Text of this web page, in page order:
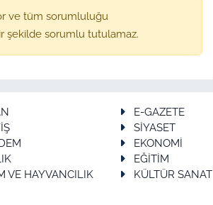
ve tüm sorumluluğu
şekilde sorumlu tutulamaz.
E-GAZETE
SİYASET
EKONOMİ
EĞİTİM
VE HAYVANCILIK
KÜLTÜR SANAT